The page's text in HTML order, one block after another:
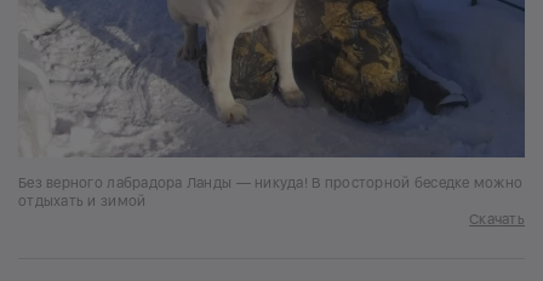
Без верного лабрадора Ланды — никуда! В просторной беседке можно
отдыхать и зимой
Скачать